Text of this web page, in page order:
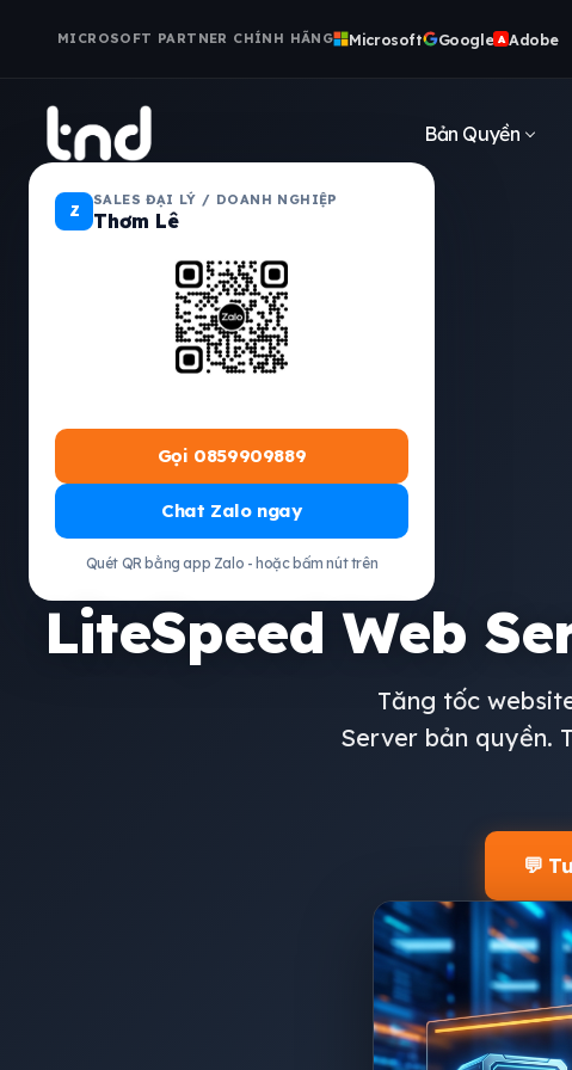
MICROSOFT PARTNER CHÍNH HÃNG Microsoft Google A Adobe
Bản Quyền
Z
SALES ĐẠI LÝ / DOANH NGHIỆP
Thơm Lê
Gọi 0859909889
Chat Zalo ngay
Quét QR bằng app Zalo - hoặc bấm nút trên
LiteSpeed Web
Tăng tốc
Server bản quyền.
💬